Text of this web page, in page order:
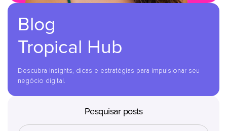
Blog
Tropical Hub
Descubra insights, dicas e estratégias para impulsionar seu
negócio digital.
Pesquisar posts